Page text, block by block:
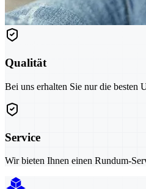
Qualität
Bei uns erhalten Sie nur die besten
Service
Wir bieten Ihnen einen Rundum-